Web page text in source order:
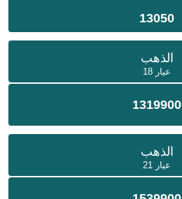
13050
الذهب
عيار 18
1319900
الذهب
عيار 21